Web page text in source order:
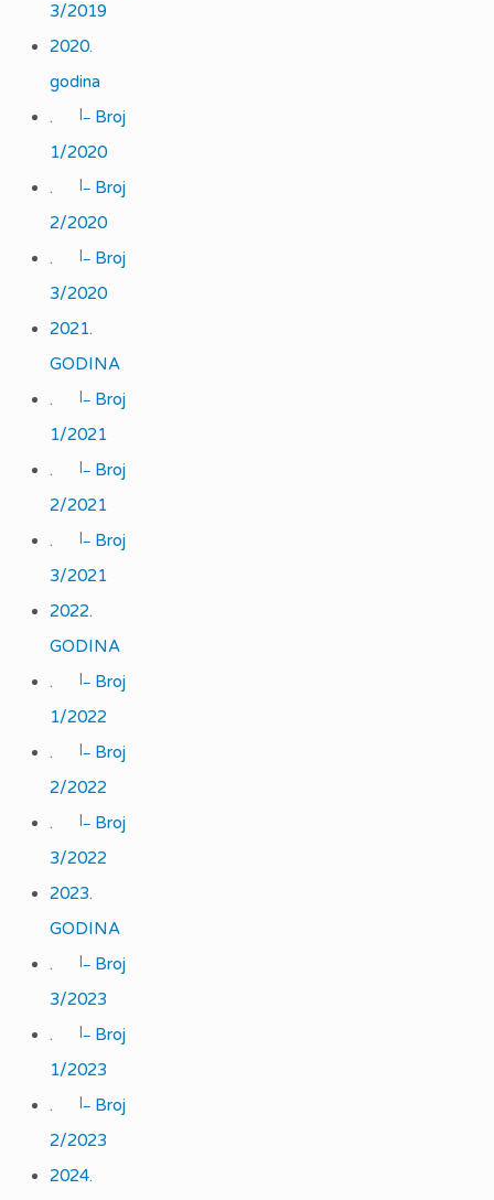
3/2019
2020.
godina
.
|_
Broj
1/2020
.
|_
Broj
2/2020
.
|_
Broj
3/2020
2021.
GODINA
.
|_
Broj
1/2021
.
|_
Broj
2/2021
.
|_
Broj
3/2021
2022.
GODINA
.
|_
Broj
1/2022
.
|_
Broj
2/2022
.
|_
Broj
3/2022
2023.
GODINA
.
|_
Broj
3/2023
.
|_
Broj
1/2023
.
|_
Broj
2/2023
2024.